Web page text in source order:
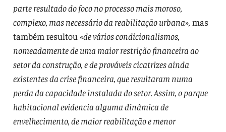
parte resultado do foco no processo mais moroso,
complexo, mas necessário da reabilitação urbana», mas
também resultou «de vários condicionalismos,
nomeadamente de uma maior restrição financeira ao
setor da construção, e de prováveis cicatrizes ainda
existentes da crise financeira, que resultaram numa
perda da capacidade instalada do setor. Assim, o parque
habitacional evidencia alguma dinâmica de
envelhecimento, de maior reabilitação e menor